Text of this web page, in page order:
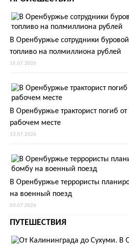
В Оренбуржье сотрудники
топливо на полмиллиона рублей
15.07.2026
В Оренбуржье тракторист погиб
рабочем месте
13.07.2026
В Оренбуржье террористы
на военный поезд
03.07.2026
ПУТЕШЕСТВИЯ